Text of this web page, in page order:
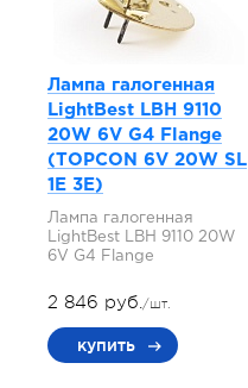
Лампа галогенная
LightBest LBH 9110
20W 6V G4 Flange
(TOPCON 6V 20W SL
1E 3E)
Лампа галогенная
LightBest LBH 9110 20W
6V G4 Flange
2 846 руб./шт.
купить